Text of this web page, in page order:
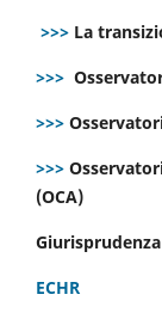
>>> La
>>>
>>>
>>>
(OCA)
ECHR